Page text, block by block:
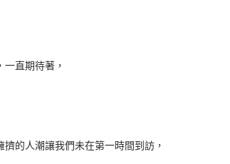
直期待著，
的人潮讓我們未在第一時間到訪，